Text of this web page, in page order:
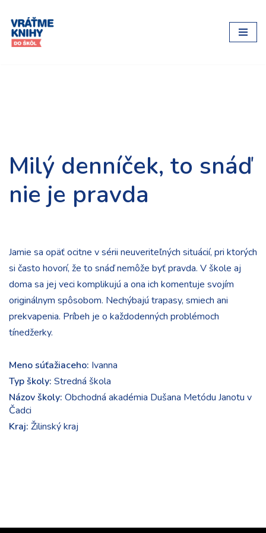
Preskočiť
na
Milý denníček, to snáď
nie je pravda
Jamie sa opäť ocitne v sérii neuveriteľných situácií, pri ktorých
si často hovorí, že to snáď nemôže byť pravda. V škole aj
doma sa jej veci komplikujú a ona ich komentuje svojím
originálnym spôsobom. Nechýbajú trapasy, smiech ani
prekvapenia. Príbeh je o každodenných problémoch
tínedžerky.
Meno súťažiaceho: Ivanna
Typ školy: Stredná škola
Názov školy: Obchodná akadémia Dušana Metódu Janotu v
Čadci
Kraj: Žilinský kraj